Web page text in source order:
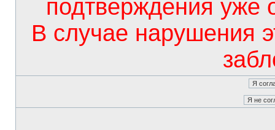
подтверждения уже
В случае нарушения